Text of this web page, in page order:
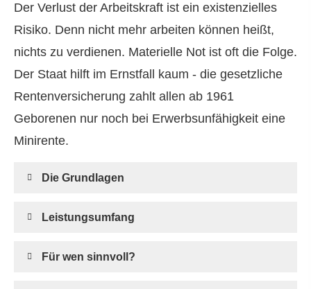
Der Verlust der Arbeitskraft ist ein existenzielles
Risiko. Denn nicht mehr arbeiten können heißt,
nichts zu verdienen. Materielle Not ist oft die Folge.
Der Staat hilft im Ernstfall kaum - die gesetzliche
Rentenversicherung zahlt allen ab 1961
Geborenen nur noch bei Erwerbsunfähigkeit eine
Minirente.
Die Grundlagen
Leistungsumfang
Für wen sinnvoll?